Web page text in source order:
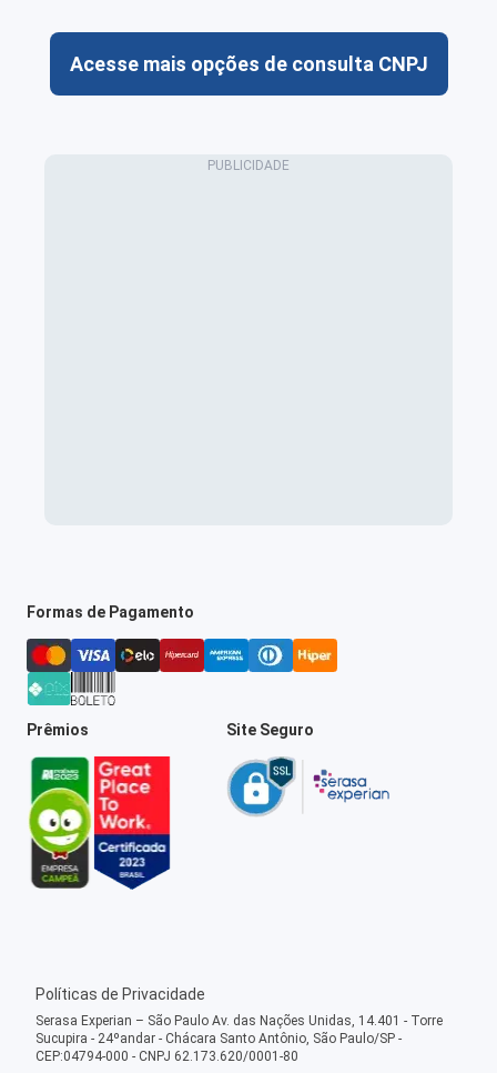
Acesse mais opções de consulta CNPJ
Formas de Pagamento
Prêmios Site Seguro
Políticas de Privacidade
Serasa Experian – São Paulo Av. das Nações Unidas, 14.401 - Torre
Sucupira - 24ºandar - Chácara Santo Antônio, São Paulo/SP -
CEP:04794-000 - CNPJ 62.173.620/0001-80